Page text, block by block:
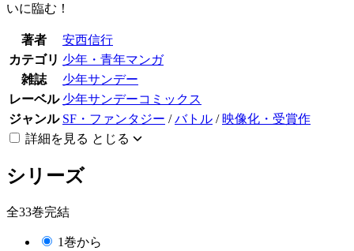
いに臨む！
著者
安西信行
カテゴリ 少年・青年マンガ
雑誌
少年サンデー
レーベル 少年サンデーコミックス
ジャンル SF・ファンタジー /バトル / 映像化・受賞作
詳細を見る とじる
シリーズ
全33巻完結
1巻から